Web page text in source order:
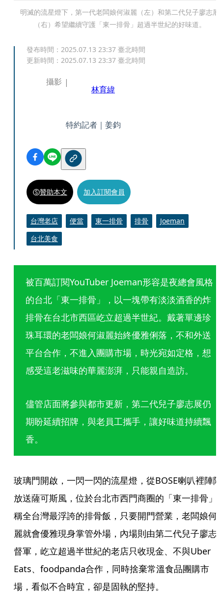
明滅的流星燈下，第一代老闆娘何淑麗（左）和第二代兒子廖志展
（右）希望繼續守護「東一排骨」超過半世紀的好味道。
發布時間： 2025.07.13 23:37 臺北時間
更新時間： 2025.07.13 23:37 臺北時間
攝影
林育緯
特約記者｜姜鈞
贊助本文 加入訂閱會員
台灣老店 便當 東一排骨 排骨
Joeman
台北美食
被百萬訂閱YouTuber Joeman形容是夜總會風格
的台北「東一排骨」，以一塊帶有淡淡酒香的炸
排骨在台北市西區屹立超過半世紀。戴著單邊珍
珠耳環的老闆娘何淑麗始終優雅俐落，不和外送
平台合作，不進入團購市場，時光宛如定格，想
感受這老滋味的華麗澎湃，只能親自造訪。
儘管店面將參與都市更新，第二代兒子廖志展仍
期盼延續招牌，與老員工攜手，讓好味道持續飄
香。
玻璃門開啟，一閃一閃的流星燈，從BOSE喇叭裡陣
放送薩可斯風，位於台北市西門商圈的「東一排骨」
稱全台灣最浮誇的排骨飯，只要開門營業，老闆娘何
麗就會優雅現身掌管外場，內場則由第二代兒子廖志
督軍，屹立超過半世紀的老店只收現金、不與Uber
Eats、foodpanda合作，同時捨棄常溫食品團購市
場，看似不合時宜，卻是固執的堅持。